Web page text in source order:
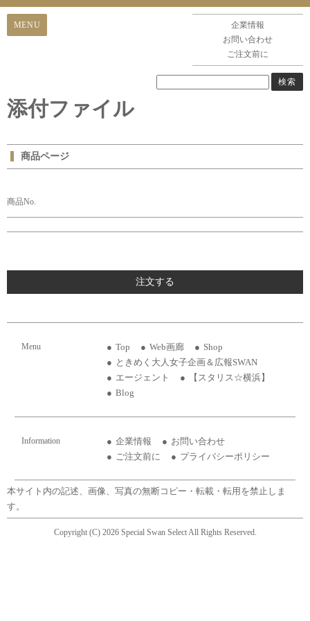
企業情報
お問い合わせ
ご注文前に
添付ファイル
商品ページ
商品No.
注文する
Menu Top Web画廊
Shop
ときめく大人女子企画＆広報SWAN
エージェント
【スタリス☆横浜】
Blog
Information 企業情報
お問い合わせ
ご注文前に
プライバシーポリシー
本サイト内の記述、画像、写真の無断コピー・転載・転用を禁止しま
す。
Copyright (C) 2026 Special Swan Select All Rights Reserved.